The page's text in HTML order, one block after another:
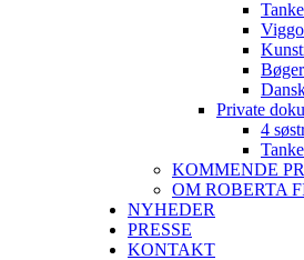
Private
4
KOMMENDE
OM ROBERTA
NYHEDER
PRESSE
KONTAKT